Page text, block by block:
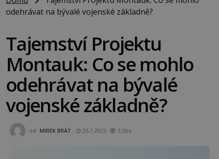
odehrávat na bývalé vojenské základně?
Tajemství Projektu
Montauk: Co se mohlo
odehrávat na bývalé
vojenské základně?
od MIREK BRÁT 26.1.2025 3.2tis